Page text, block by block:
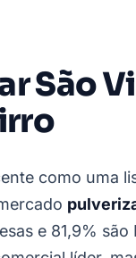
São
como uma
e 81,9%